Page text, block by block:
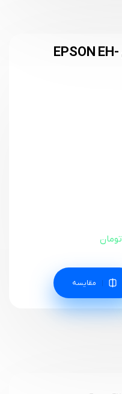
ویدئو پروژکتور اپسون EPSON EH-
تومان
مقایسه